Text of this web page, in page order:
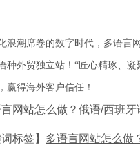
浪潮席卷的数字时代，多语言
种外贸独立站！“匠心精琢、
赢得海外客户信任！
言网站怎么做？俄语/西班牙
标签】 多语言网站怎么做